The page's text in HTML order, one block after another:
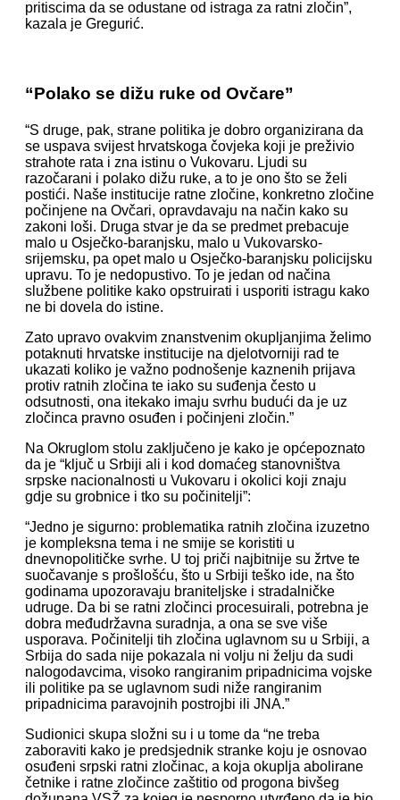
pritiscima da se odustane od istraga za ratni zločin”,
kazala je Gregurić.
“Polako se dižu ruke od Ovčare”
“S druge, pak, strane politika je dobro organizirana da
se uspava svijest hrvatskoga čovjeka koji je preživio
strahote rata i zna istinu o Vukovaru. Ljudi su
razočarani i polako dižu ruke, a to je ono što se želi
postići. Naše institucije ratne zločine, konkretno zločine
počinjene na Ovčari, opravdavaju na način kako su
zakoni loši. Druga stvar je da se predmet prebacuje
malo u Osječko-baranjsku, malo u Vukovarsko-
srijemsku, pa opet malo u Osječko-baranjsku policijsku
upravu. To je nedopustivo. To je jedan od načina
službene politike kako opstruirati i usporiti istragu kako
ne bi dovela do istine.
Zato upravo ovakvim znanstvenim okupljanjima želimo
potaknuti hrvatske institucije na djelotvorniji rad te
ukazati koliko je važno podnošenje kaznenih prijava
protiv ratnih zločina te iako su suđenja često u
odsutnosti, ona itekako imaju svrhu budući da je uz
zločinca pravno osuđen i počinjeni zločin.”
Na Okruglom stolu zaključeno je kako je općepoznato
da je “ključ u Srbiji ali i kod domaćeg stanovništva
srpske nacionalnosti u Vukovaru i okolici koji znaju
gdje su grobnice i tko su počinitelji”:
“Jedno je sigurno: problematika ratnih zločina izuzetno
je kompleksna tema i ne smije se koristiti u
dnevnopolitičke svrhe. U toj priči najbitnije su žrtve te
suočavanje s prošlošću, što u Srbiji teško ide, na što
godinama upozoravaju braniteljske i stradalničke
udruge. Da bi se ratni zločinci procesuirali, potrebna je
dobra međudržavna suradnja, a ona se sve više
usporava. Počinitelji tih zločina uglavnom su u Srbiji, a
Srbija do sada nije pokazala ni volju ni želju da sudi
nalogodavcima, visoko rangiranim pripadnicima vojske
ili politike pa se uglavnom sudi niže rangiranim
pripadnicima paravojnih postrojbi ili JNA.”
Sudionici skupa složni su i u tome da “ne treba
zaboraviti kako je predsjednik stranke koju je osnovao
osuđeni srpski ratni zločinac, a koja okuplja abolirane
četnike i ratne zločince zaštitio od progona bivšeg